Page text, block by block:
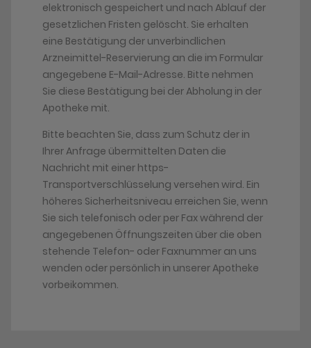
elektronisch gespeichert und nach Ablauf der
gesetzlichen Fristen gelöscht. Sie erhalten
eine Bestätigung der unverbindlichen
Arzneimittel-Reservierung an die im Formular
angegebene E-Mail-Adresse. Bitte nehmen
Sie diese Bestätigung bei der Abholung in der
Apotheke mit.
Bitte beachten Sie, dass zum Schutz der in
Ihrer Anfrage übermittelten Daten die
Nachricht mit einer https-
Transportverschlüsselung versehen wird. Ein
höheres Sicherheitsniveau erreichen Sie, wenn
Sie sich telefonisch oder per Fax während der
angegebenen Öffnungszeiten über die oben
stehende Telefon- oder Faxnummer an uns
wenden oder persönlich in unserer Apotheke
vorbeikommen.